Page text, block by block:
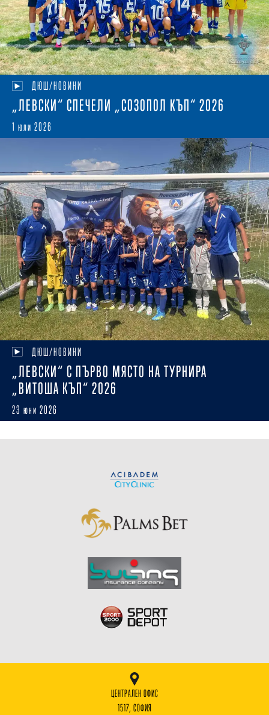
ДЮШ/НОВИНИ
„ЛЕВСКИ“ СПЕЧЕЛИ „СОЗОПОЛ КЪП“ 2026
1 юли 2026
ДЮШ/НОВИНИ
„ЛЕВСКИ“ С ПЪРВО МЯСТО НА ТУРНИРА
„ВИТОША КЪП“ 2026
23 юни 2026
ЦЕНТРАЛЕН ОФИС
1517, СОФИЯ